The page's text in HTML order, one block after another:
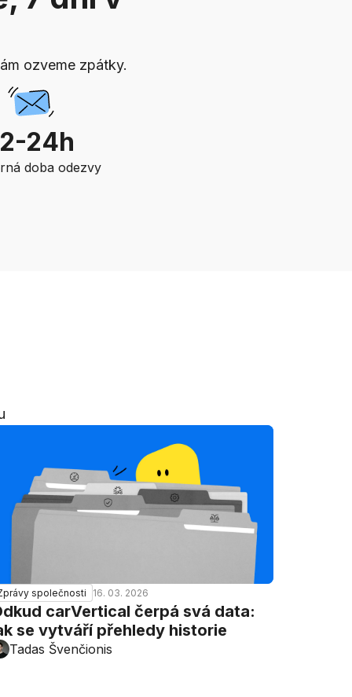
ozveme zpátky.
24h
doba odezvy
společnosti 16. 03. 2026
carVertical čerpá svá data:
se vytváří přehledy historie
Tadas Švenčionis